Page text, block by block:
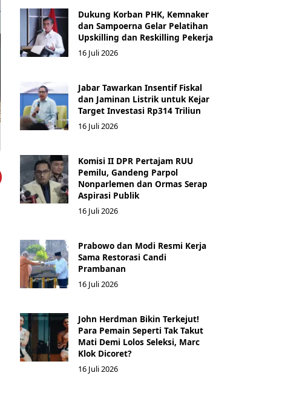
Dukung Korban PHK, Kemnaker
dan Sampoerna Gelar Pelatihan
Upskilling dan Reskilling Pekerja
16 Juli 2026
Jabar Tawarkan Insentif Fiskal
dan Jaminan Listrik untuk Kejar
Target Investasi Rp314 Triliun
16 Juli 2026
Komisi II DPR Pertajam RUU
Pemilu, Gandeng Parpol
Nonparlemen dan Ormas Serap
Aspirasi Publik
16 Juli 2026
Prabowo dan Modi Resmi Kerja
Sama Restorasi Candi
Prambanan
16 Juli 2026
John Herdman Bikin Terkejut!
Para Pemain Seperti Tak Takut
Mati Demi Lolos Seleksi, Marc
Klok Dicoret?
16 Juli 2026